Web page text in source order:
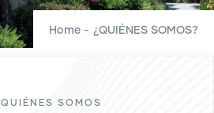
Home - ¿QUIÉNES SOMOS?
QUIÉNES SOMOS